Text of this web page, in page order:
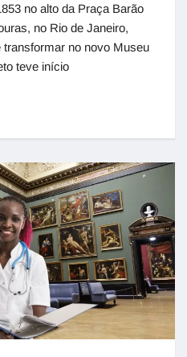
no alto da Praça Barão
no Rio de Janeiro,
no novo Museu
teve início